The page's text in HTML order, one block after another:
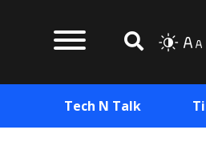
Tech N Talk